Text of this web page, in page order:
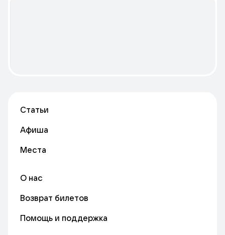
Статьи
Афиша
Места
О нас
Возврат билетов
Помощь и поддержка